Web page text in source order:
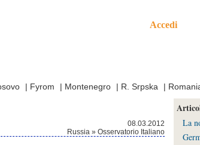
Accedi
| Fyrom | Montenegro | R. Srpska |
08.03.2012
Russia » Osservatorio Italiano
La